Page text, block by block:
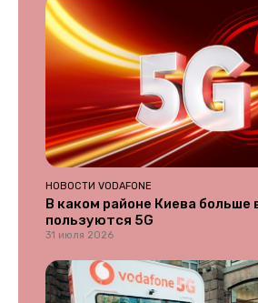
НОВОСТИ VODAFONE
В каком районе Киева больше
пользуются 5G
31 июля 2026